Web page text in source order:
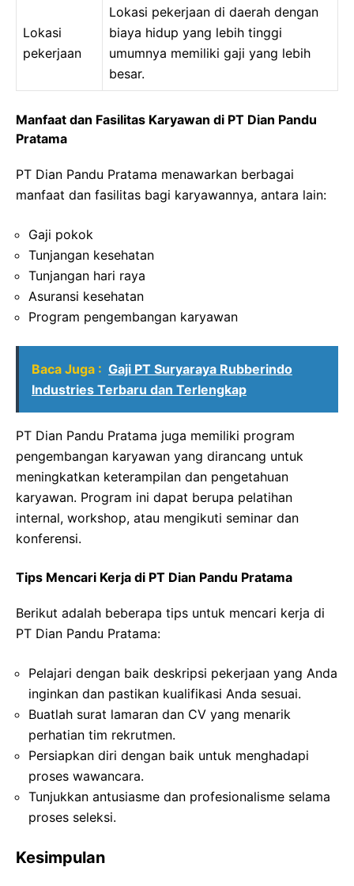
Lokasi
pekerjaan
Lokasi pekerjaan di daerah dengan
biaya hidup yang lebih tinggi
umumnya memiliki gaji yang lebih
besar.
Manfaat dan Fasilitas Karyawan di PT Dian Pandu
Pratama
PT Dian Pandu Pratama menawarkan berbagai
manfaat dan fasilitas bagi karyawannya, antara lain:
Gaji pokok
Tunjangan kesehatan
Tunjangan hari raya
Asuransi kesehatan
Program pengembangan karyawan
Baca Juga : Gaji PT Suryaraya Rubberindo
Industries Terbaru dan Terlengkap
PT Dian Pandu Pratama juga memiliki program
pengembangan karyawan yang dirancang untuk
meningkatkan keterampilan dan pengetahuan
karyawan. Program ini dapat berupa pelatihan
internal, workshop, atau mengikuti seminar dan
konferensi.
Tips Mencari Kerja di PT Dian Pandu Pratama
Berikut adalah beberapa tips untuk mencari kerja di
PT Dian Pandu Pratama:
Pelajari dengan baik deskripsi pekerjaan yang Anda
inginkan dan pastikan kualifikasi Anda sesuai.
Buatlah surat lamaran dan CV yang menarik
perhatian tim rekrutmen.
Persiapkan diri dengan baik untuk menghadapi
proses wawancara.
Tunjukkan antusiasme dan profesionalisme selama
proses seleksi.
Kesimpulan